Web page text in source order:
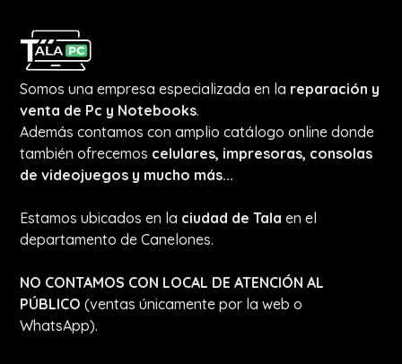
Somos una empresa especializada en la reparación y
venta de Pc y Notebooks.
Además contamos con amplio catálogo online donde
también ofrecemos celulares, impresoras, consolas
de videojuegos y mucho más...
Estamos ubicados en la ciudad de Tala en el
departamento de Canelones.
NO CONTAMOS CON LOCAL DE ATENCIÓN AL
PÚBLICO (ventas únicamente por la web o
WhatsApp).